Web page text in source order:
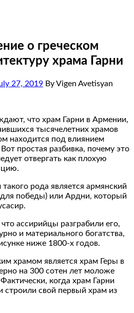
о греческом
храма Гарни
27, 2019 By Vigen Avetisyan
что храм Гарни в Армении,
тысячелетних храмов
находится под влиянием
простая разбивка, почему это
отвергать как плохую
рода является армянский
победы) или Ардни, который
ассирийцы разграбили его,
и материального богатства,
ниже 1800-х годов.
храмом является храм Геры в
на 300 сотен лет моложе
когда храм Гарни
строили свой первый храм из